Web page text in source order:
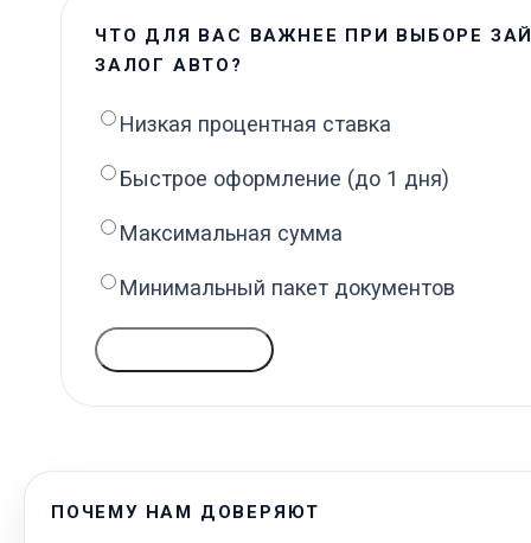
ЧТО ДЛЯ ВАС ВАЖНЕЕ ПРИ ВЫБОРЕ
ЗАЛОГ АВТО?
Низкая процентная ставка
Быстрое оформление (до 1 дня)
Максимальная сумма
Минимальный пакет документов
ПОЧЕМУ НАМ ДОВЕРЯЮТ